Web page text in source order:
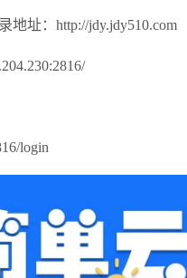
地址：http://jdy.jdy510.com
login